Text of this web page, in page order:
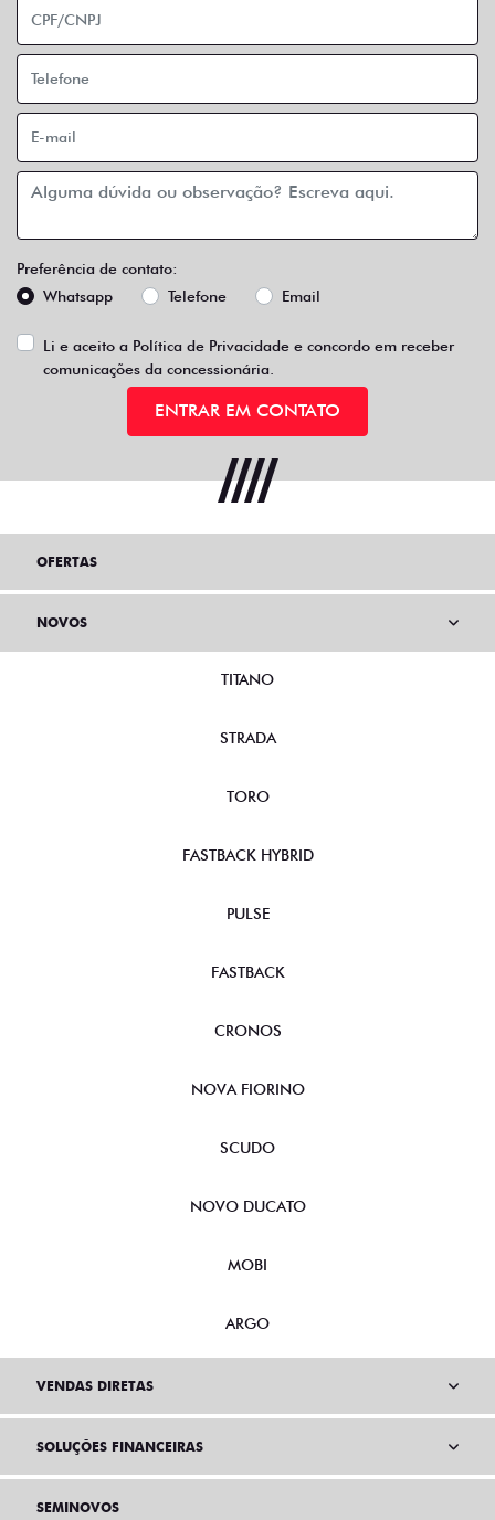
Preferência de contato:
Whatsapp
Telefone Email
Li e aceito a Política de Privacidade e concordo em receber
comunicações da concessionária.
ENTRAR EM CONTATO
OFERTAS
NOVOS
TITANO
STRADA
TORO
FASTBACK HYBRID
PULSE
FASTBACK
CRONOS
NOVA FIORINO
SCUDO
NOVO DUCATO
MOBI
ARGO
VENDAS DIRETAS
SOLUÇÕES FINANCEIRAS
SEMINOVOS